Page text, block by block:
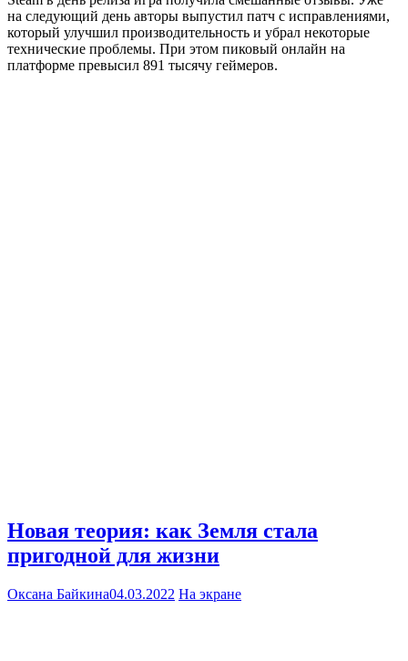
на следующий день авторы выпустил патч с исправлениями,
который улучшил производительность и убрал некоторые
технические проблемы. При этом пиковый онлайн на
платформе превысил 891 тысячу геймеров.
Новая теория: как Земля стала
пригодной для жизни
Оксана Байкина04.03.2022 На экране